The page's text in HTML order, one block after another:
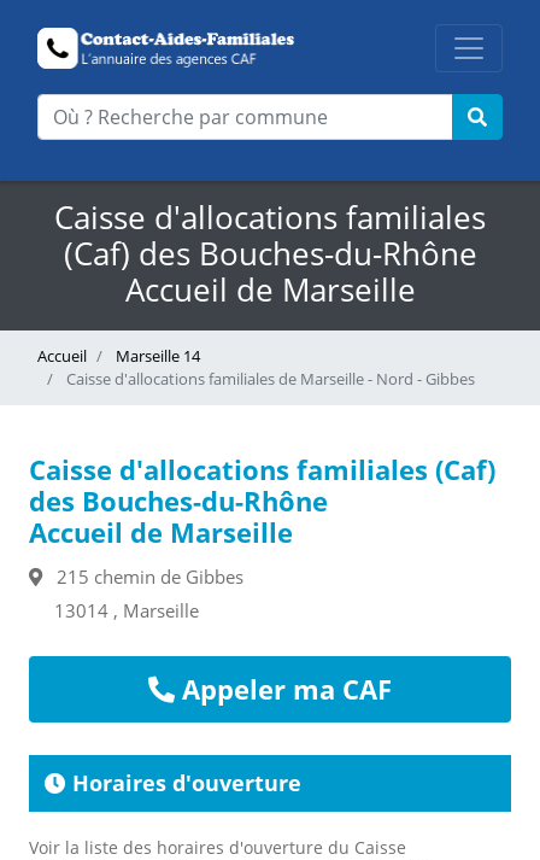
Caisse d'allocations familiales
(Caf) des Bouches-du-Rhône
Accueil de Marseille
Accueil
Marseille 14
Caisse d'allocations familiales de Marseille - Nord - Gibbes
Caisse d'allocations familiales (Caf)
des Bouches-du-Rhône
Accueil de Marseille
215 chemin de Gibbes
13014 , Marseille
Appeler ma CAF
Horaires d'ouverture
Voir la liste des horaires d'ouverture du Caisse